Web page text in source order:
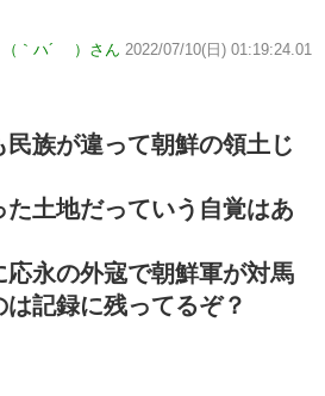
（｀ハ´ ）さん 2022/07/10(日) 01:19:24.01
族が違って朝鮮の領土じ
土地だっていう自覚はあ
永の外寇で朝鮮軍が対馬
記録に残ってるぞ？